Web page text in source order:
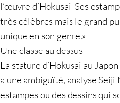
l’œuvre d’Hokusai. Ses
très célèbres mais le grand
unique en son genre.»
Une classe au dessus
La stature d’Hokusai au
a une ambiguïté, analyse Seiji
estampes ou des dessins qui